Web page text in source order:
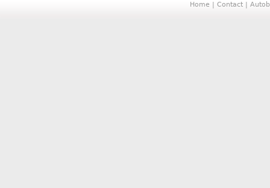
Home | Contact |